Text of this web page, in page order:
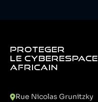
PROTEGER
LE CYBERESPACE
AFRICAIN
Rue Nicolas Grunitzky